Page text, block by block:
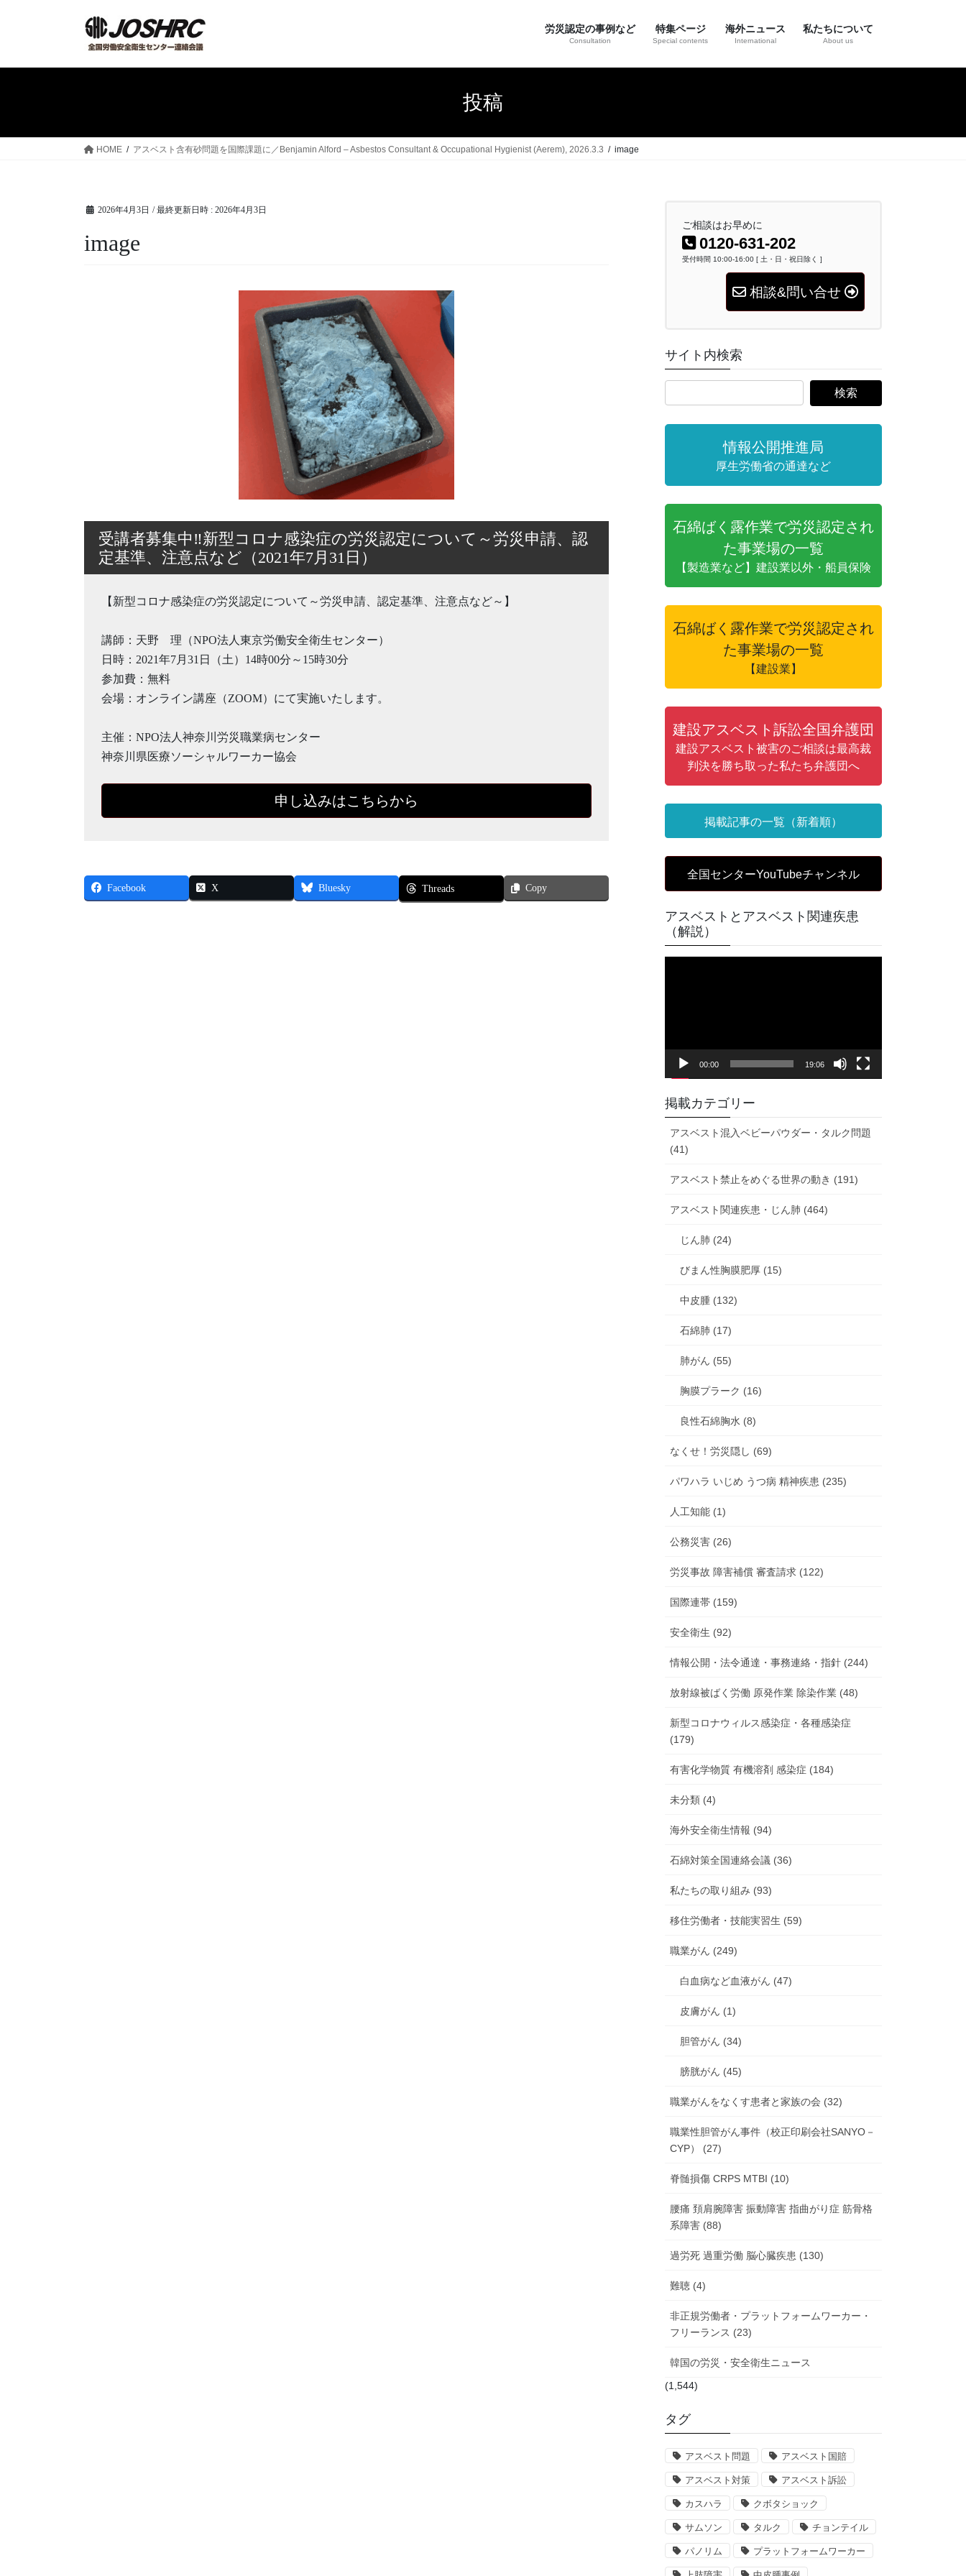
労災認定の事例など
Consultation
特集ページ
Special contents
海外ニュース
International
私たちについて
About us
投稿
HOME アスベスト含有砂問題を国際課題に／Benjamin Alford – Asbestos Consultant & Occupational Hygienist (Aerem), 2026.3.3 image
2026年4月3日 / 最終更新日時 : 2026年4月3日
image
受講者募集中‼新型コロナ感染症の労災認定について～労災申請、認
定基準、注意点など（2021年7月31日）
【新型コロナ感染症の労災認定について～労災申請、認定基準、注意点など～】
講師：天野 理（NPO法人東京労働安全衛生センター）
日時：2021年7月31日（土）14時00分～15時30分
参加費：無料
会場：オンライン講座（ZOOM）にて実施いたします。
主催：NPO法人神奈川労災職業病センター
神奈川県医療ソーシャルワーカー協会
申し込みはこちらから
Facebook X Bluesky Threads Copy
ご相談はお早めに
0120-631-202
受付時間 10:00-16:00 [ 土・日・祝日除く ]
相談&問い合せ
サイト内検索
情報公開推進局
厚生労働省の通達など
石綿ばく露作業で労災認定され
た事業場の一覧
【製造業など】建設業以外・船員保険
石綿ばく露作業で労災認定され
た事業場の一覧
【建設業】
建設アスベスト訴訟全国弁護団
建設アスベスト被害のご相談は最高裁
判決を勝ち取った私たち弁護団へ
掲載記事の一覧（新着順）
全国センターYouTubeチャンネル
アスベストとアスベスト関連疾患
（解説）
ヤ
00:00 19:06
掲載カテゴリー
アスベスト混入ベビーパウダー・タルク問題
(41)
アスベスト禁止をめぐる世界の動き (191)
アスベスト関連疾患・じん肺 (464)
じん肺 (24)
びまん性胸膜肥厚 (15)
中皮腫 (132)
石綿肺 (17)
肺がん (55)
胸膜プラーク (16)
良性石綿胸水 (8)
なくせ！労災隠し (69)
パワハラ いじめ うつ病 精神疾患 (235)
人工知能 (1)
公務災害 (26)
労災事故 障害補償 審査請求 (122)
国際連帯 (159)
安全衛生 (92)
情報公開・法令通達・事務連絡・指針 (244)
放射線被ばく労働 原発作業 除染作業 (48)
新型コロナウィルス感染症・各種感染症
(179)
有害化学物質 有機溶剤 感染症 (184)
未分類 (4)
海外安全衛生情報 (94)
石綿対策全国連絡会議 (36)
私たちの取り組み (93)
移住労働者・技能実習生 (59)
職業がん (249)
白血病など血液がん (47)
皮膚がん (1)
胆管がん (34)
膀胱がん (45)
職業がんをなくす患者と家族の会 (32)
職業性胆管がん事件（校正印刷会社SANYO－
CYP） (27)
脊髄損傷 CRPS MTBI (10)
腰痛 頚肩腕障害 振動障害 指曲がり症 筋骨格
系障害 (88)
過労死 過重労働 脳心臓疾患 (130)
難聴 (4)
非正規労働者・プラットフォームワーカー・
フリーランス (23)
韓国の労災・安全衛生ニュース
(1,544)
タグ
アスベスト問題 アスベスト国賠
アスベスト対策 アスベスト訴訟
カスハラ クボタショック
サムソン タルク チョンテイル
パノリム プラットフォームワーカー